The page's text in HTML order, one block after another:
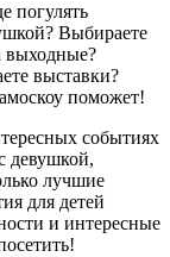
погулять
Выбираете
выходные?
выставки?
поможет!
событиях
девушкой,
лучшие
для детей
и интересные